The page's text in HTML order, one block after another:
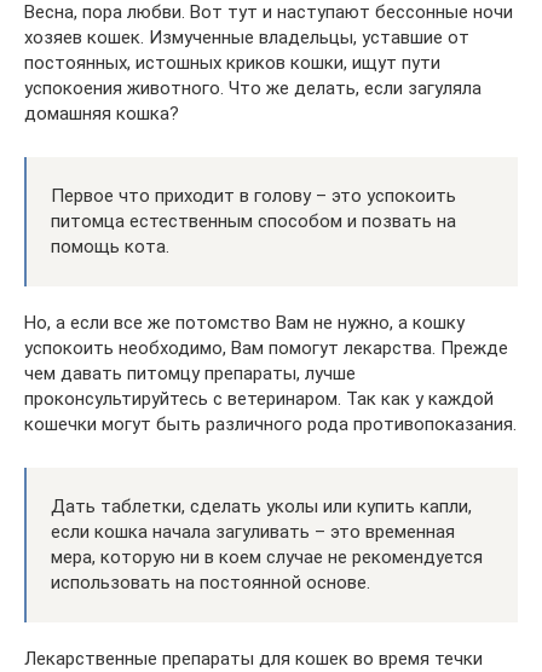
Весна, пора любви. Вот тут и наступают бессонные ночи
хозяев кошек. Измученные владельцы, уставшие от
постоянных, истошных криков кошки, ищут пути
успокоения животного. Что же делать, если загуляла
домашняя кошка?
Первое что приходит в голову – это успокоить
питомца естественным способом и позвать на
помощь кота.
Но, а если все же потомство Вам не нужно, а кошку
успокоить необходимо, Вам помогут лекарства. Прежде
чем давать питомцу препараты, лучше
проконсультируйтесь с ветеринаром. Так как у каждой
кошечки могут быть различного рода противопоказания.
Дать таблетки, сделать уколы или купить капли,
если кошка начала загуливать – это временная
мера, которую ни в коем случае не рекомендуется
использовать на постоянной основе.
Лекарственные препараты для кошек во время течки